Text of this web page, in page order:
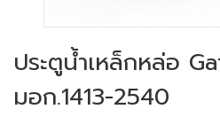
ประตูน้ำเหล็กหล่อ
มอก.1413-2540